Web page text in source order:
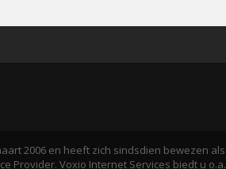
2006 en heeft zich sindsdien bewezen als
Provider. Voxio Internet Services biedt u o.a.